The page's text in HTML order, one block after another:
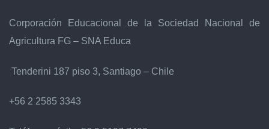
Corporación Educacional de la Sociedad Nacional de
Agricultura FG – SNA Educa
Tenderini 187 piso 3, Santiago – Chile
+56 2 2585 3343